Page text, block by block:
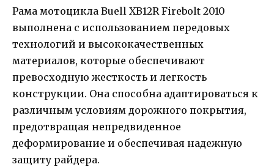
Рама мотоцикла Buell XB12R Firebolt 2010
выполнена с использованием передовых
технологий и высококачественных
материалов, которые обеспечивают
превосходную жесткость и легкость
конструкции. Она способна адаптироваться к
различным условиям дорожного покрытия,
предотвращая непредвиденное
деформирование и обеспечивая надежную
защиту райдера.